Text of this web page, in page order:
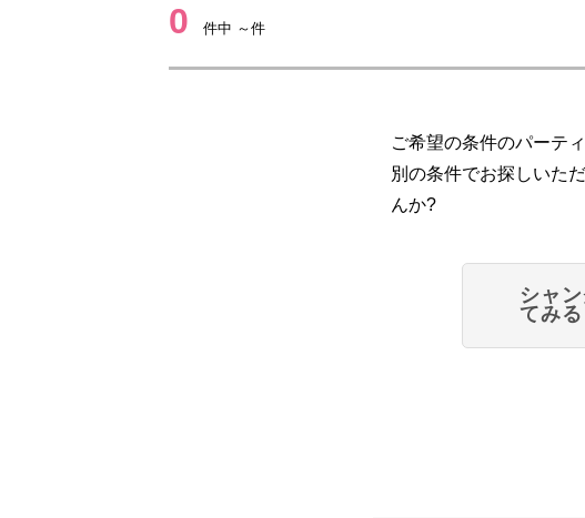
0 件中 ～件
ご希望の条件のパーテ
別の条件でお探しいた
んか?
シャ
てみる